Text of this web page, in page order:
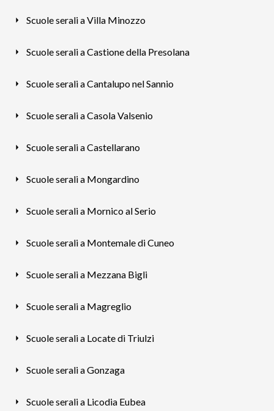
Scuole serali a Villa Minozzo
Scuole serali a Castione della Presolana
Scuole serali a Cantalupo nel Sannio
Scuole serali a Casola Valsenio
Scuole serali a Castellarano
Scuole serali a Mongardino
Scuole serali a Mornico al Serio
Scuole serali a Montemale di Cuneo
Scuole serali a Mezzana Bigli
Scuole serali a Magreglio
Scuole serali a Locate di Triulzi
Scuole serali a Gonzaga
Scuole serali a Licodia Eubea